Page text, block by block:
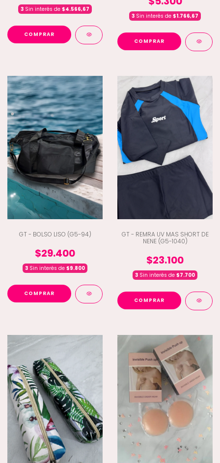
3 Sin interés de $4.566,67
COMPRAR
3 Sin interés de $1.766,67
COMPRAR
GT - BOLSO LISO (G5-94)
$29.400
3 Sin interés de $9.800
COMPRAR
GT - REMRA UV MAS SHORT DE
NENE (G5-1040)
$23.100
3 Sin interés de $7.700
COMPRAR